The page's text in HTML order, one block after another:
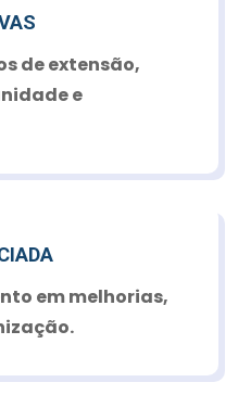
de extensão,
e
em melhorias,